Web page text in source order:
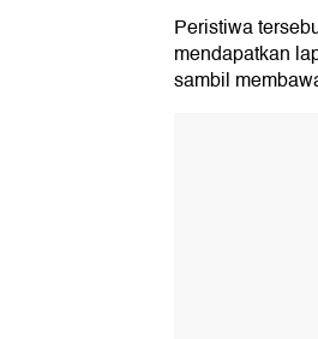
Peristiwa
mendapatkan
sambil